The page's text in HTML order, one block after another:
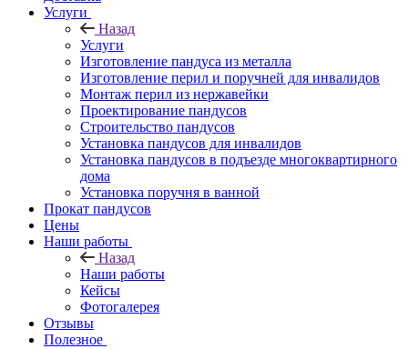
Услуги
Назад
Услуги
Изготовление пандуса из металла
Изготовление перил и поручней для инвалидов
Монтаж перил из нержавейки
Проектирование пандусов
Строительство пандусов
Установка пандусов для инвалидов
Установка пандусов в подъезде многоквартирного
дома
Установка поручня в ванной
Прокат пандусов
Цены
Наши работы
Назад
Наши работы
Кейсы
Фотогалерея
Отзывы
Полезное